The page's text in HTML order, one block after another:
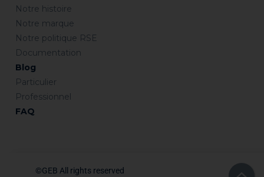
Notre histoire
Notre marque
Notre politique RSE
Documentation
Blog
Particulier
Professionnel
FAQ
©GEB All rights reserved